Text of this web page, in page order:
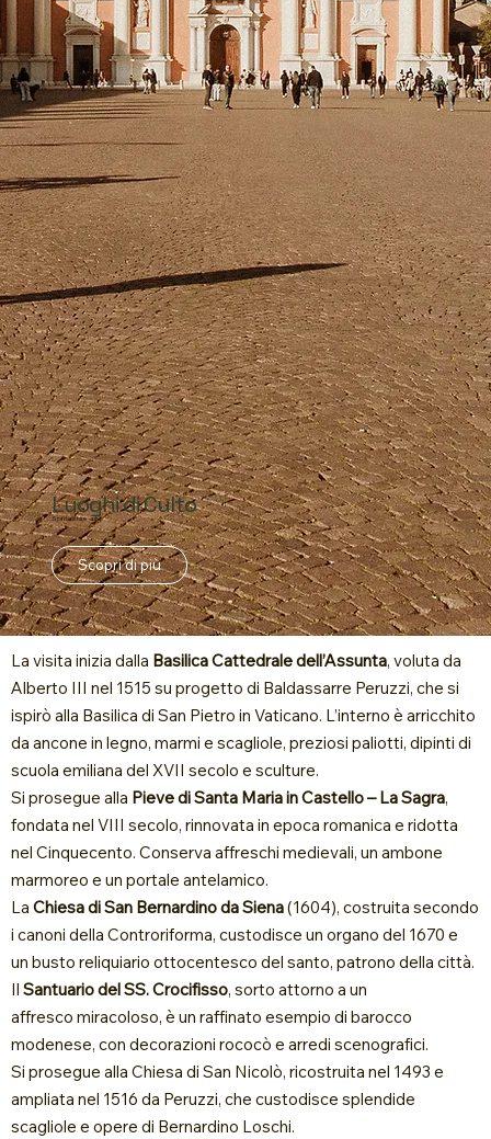
Luoghi di Culto
Spiritualità e arte
Scopri di più
La visita inizia dalla Basilica Cattedrale dell’Assunta, voluta da
Alberto III nel 1515 su progetto di Baldassarre Peruzzi, che si
ispirò alla Basilica di San Pietro in Vaticano. L’interno è arricchito
da ancone in legno, marmi e scagliole, preziosi paliotti, dipinti di
scuola emiliana del XVII secolo e sculture.
Si prosegue alla Pieve di Santa Maria in Castello – La Sagra,
fondata nel VIII secolo, rinnovata in epoca romanica e ridotta
nel Cinquecento. Conserva affreschi medievali, un ambone
marmoreo e un portale antelamico.
LaChiesa di San Bernardino da Siena(1604), costruita secondo
i canoni della Controriforma, custodisce un organo del 1670 e
un busto reliquiario ottocentesco del santo, patrono della città.
IlSantuario del SS. Crocifisso, sorto attorno a un
affresco miracoloso, è un raffinato esempio di barocco
modenese, con decorazioni rococò e arredi scenografici.
Si prosegue alla Chiesa di San Nicolò, ricostruita nel 1493 e
ampliata nel 1516 da Peruzzi, che custodisce splendide
scagliole e opere di Bernardino Loschi.